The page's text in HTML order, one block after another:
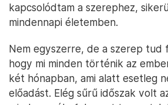
kapcsolódtam a szerephez,
mindennapi életemben.
Nem egyszerre, de a szerep tud
hogy mi minden történik az
két hónapban, ami alatt esetleg
előadást. Elég sűrű időszak volt